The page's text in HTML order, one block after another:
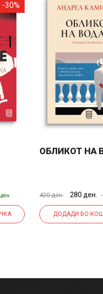
-30%
ОБЛИКОТ НА
420 ден. 280 ден.
ДОДАДИ ВО